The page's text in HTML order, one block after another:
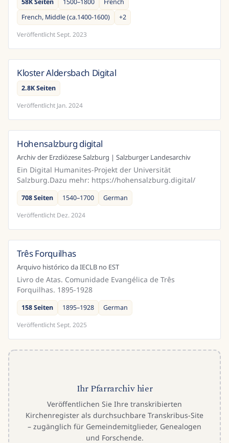
French, Middle (ca.1400-1600)
+2
VeröffentlichtSept. 2023
Kloster Aldersbach Digital
2.8K Seiten
Veröffentlicht Jan. 2024
Hohensalzburg digital
Archiv der Erzdiözese Salzburg | Salzburger Landesarchiv
Ein Digital Humanites-Projekt der Universität
Salzburg.Dazu mehr: https://hohensalzburg.digital/
708 Seiten 1540–1700
German
Veröffentlicht Dez. 2024
Três Forquilhas
Arquivo histórico da IECLB no EST
Livro de Atas. Comunidade Evangélica de Três
Forquilhas. 1895-1928
158 Seiten 1895–1928
German
VeröffentlichtSept. 2025
Ihr Pfarrarchiv hier
Veröffentlichen Sie Ihre transkribierten
Kirchenregister als durchsuchbare Transkribus-Site
– zugänglich für Gemeindemitglieder, Genealogen
und Forschende.